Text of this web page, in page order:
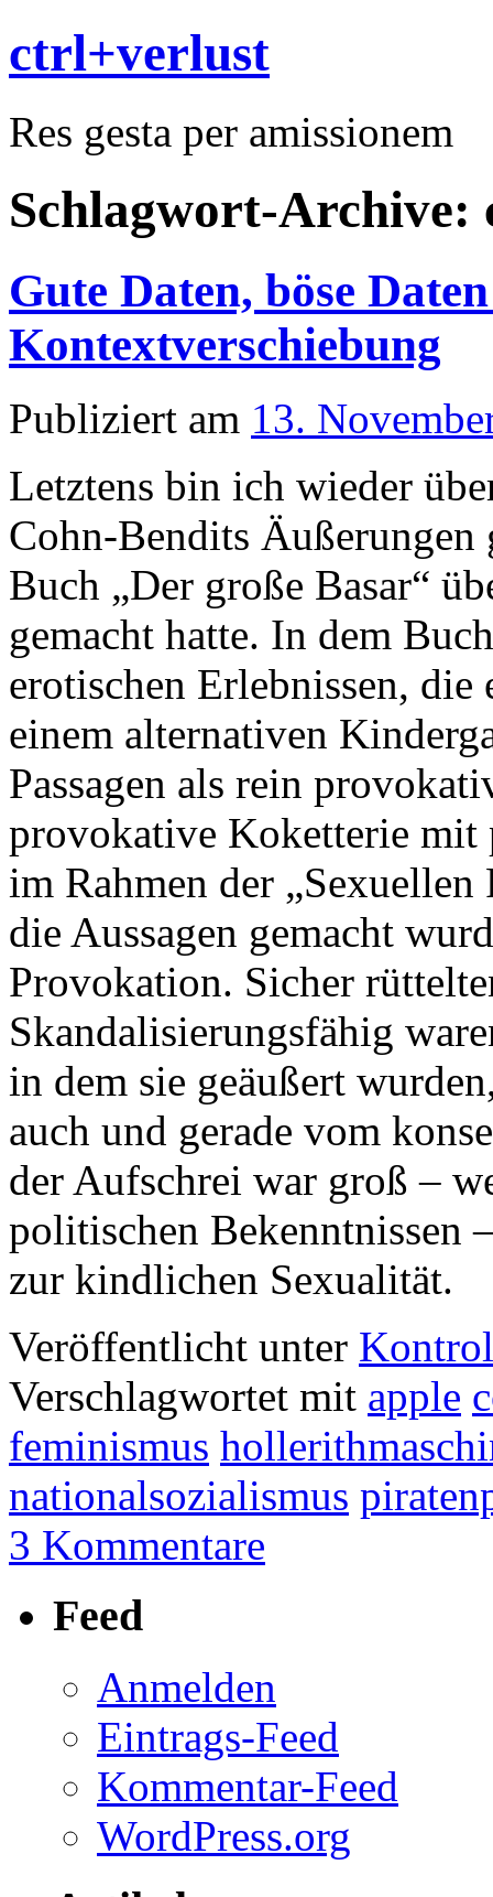
ctrl+verlust
Res gesta per amissionem
Schlagwort-Archive:
Gute Daten, böse
Kontextverschiebung
Publiziert am 13.
Letztens bin ich wieder
Cohn-Bendits Äußerungen
Buch „Der große Basar“
gemacht hatte. In dem
erotischen Erlebnissen,
einem alternativen
Passagen als rein
provokative Koketterie mit
im Rahmen der
die Aussagen gemacht
Provokation. Sicher
Skandalisierungsfähig
in dem sie geäußert
auch und gerade vom
der Aufschrei war groß –
politischen Bekenntnissen
zur kindlichen Sexualität.
Veröffentlicht unter
Verschlagwortet mit apple
feminismus
nationalsozialismus
3 Kommentare
Feed
Anmelden
Eintrags-Feed
Kommentar-Feed
WordPress.org